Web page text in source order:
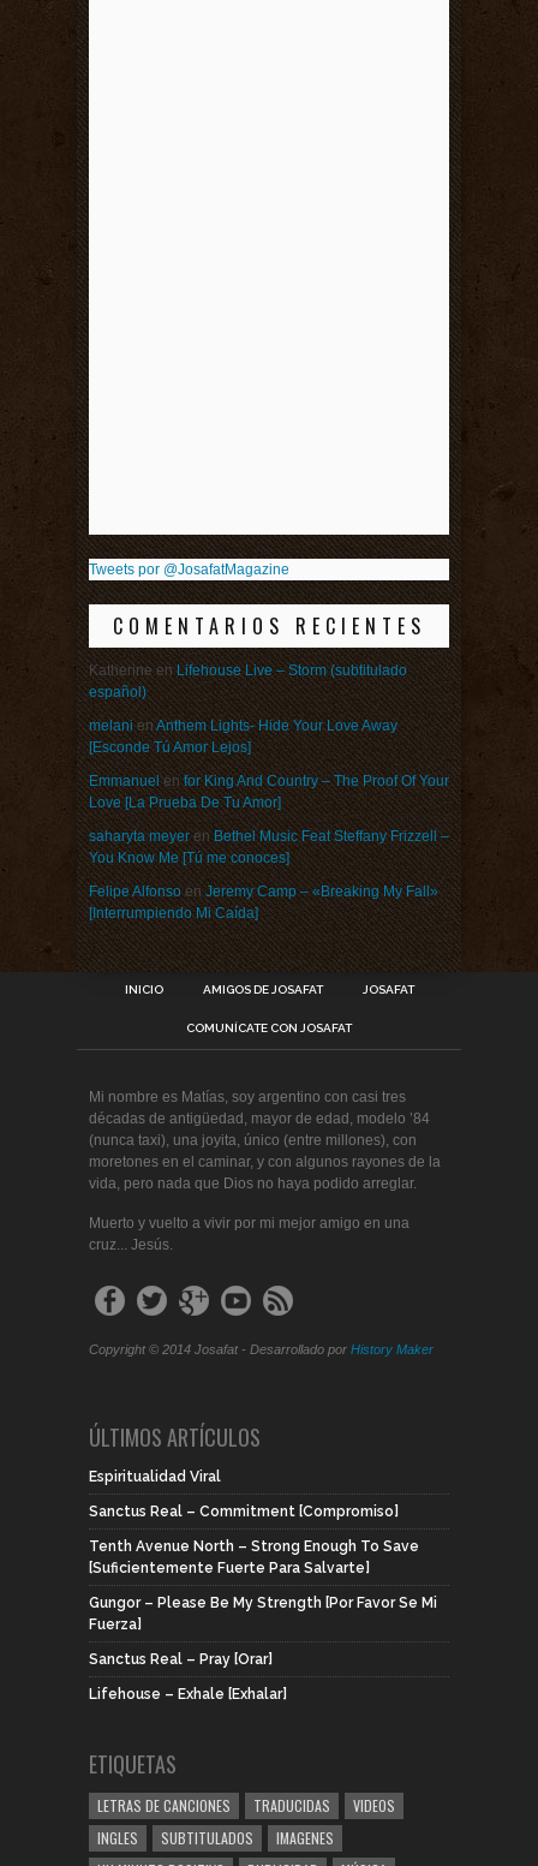
Tweets por @JosafatMagazine
COMENTARIOS RECIENTES
KatherineenLifehouse Live – Storm (subtitulado
español)
melanienAnthem Lights- Hide Your Love Away
[Esconde Tú Amor Lejos]
Emmanuelenfor King And Country – The Proof Of Your
Love [La Prueba De Tu Amor]
saharyta meyerenBethel Music Feat Steffany Frizzell –
You Know Me [Tú me conoces]
Felipe AlfonsoenJeremy Camp – «Breaking My Fall»
[Interrumpiendo Mi Caída]
INICIO AMIGOS DE JOSAFAT JOSAFAT
COMUNÍCATE CON JOSAFAT
Mi nombre es Matías, soy argentino con casi tres
décadas de antigüedad, mayor de edad, modelo ’84
(nunca taxi), una joyita, único (entre millones), con
moretones en el caminar, y con algunos rayones de la
vida, pero nada que Dios no haya podido arreglar.
Muerto y vuelto a vivir por mi mejor amigo en una
cruz... Jesús.
Copyright © 2014 Josafat - Desarrollado por History Maker
ÚLTIMOS ARTÍCULOS
Espiritualidad Viral
Sanctus Real – Commitment [Compromiso]
Tenth Avenue North – Strong Enough To Save
[Suficientemente Fuerte Para Salvarte]
Gungor – Please Be My Strength [Por Favor Se Mi
Fuerza]
Sanctus Real – Pray [Orar]
Lifehouse – Exhale [Exhalar]
ETIQUETAS
LETRAS DE CANCIONES TRADUCIDAS
VIDEOS
INGLES
SUBTITULADOS
IMAGENES